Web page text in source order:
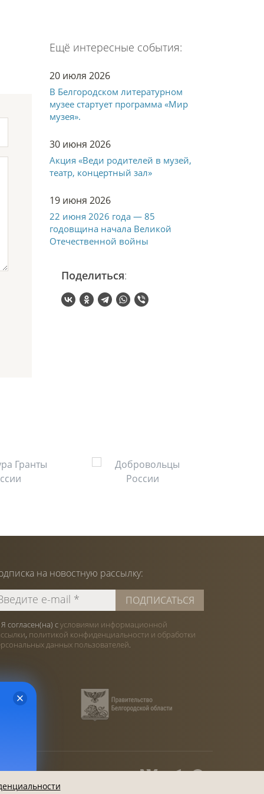
Ещё интересные события:
20 июля 2026
В Белгородском литературном
музее стартует программа «Мир
музея».
30 июня 2026
Акция «Веди родителей в музей,
театр, концертный зал»
19 июня 2026
22 июня 2026 года — 85
годовщина начала Великой
Отечественной войны
Поделиться:
на новостную рассылку:
Я согласен(на) сусловиями информационной
, политикой конфиденциальности и обработки
данных пользователей.